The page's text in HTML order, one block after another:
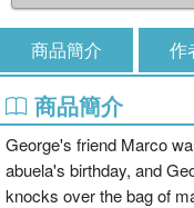
商品簡介 作
商品簡介
George's friend Marco
abuela's birthday, and
knocks over the bag of